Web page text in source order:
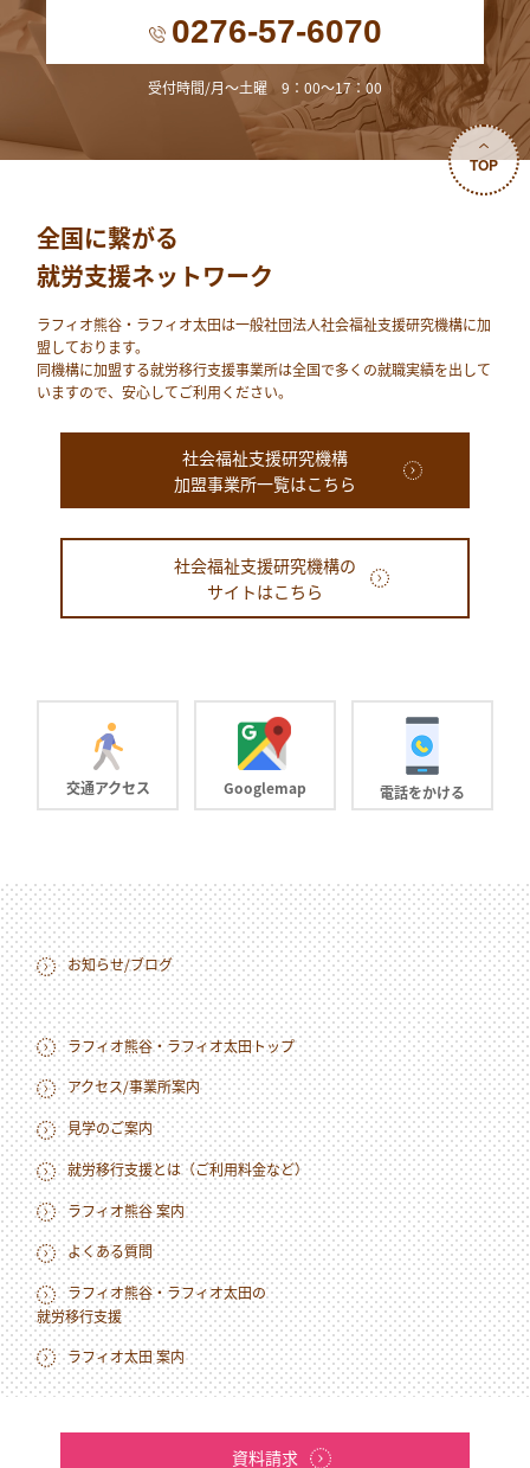
0276-57-6070
受付時間/月～土曜 9：00～17：00
TOP
全国に繋がる
就労支援ネットワーク
ラフィオ熊⾕・ラフィオ太田は⼀般社団法⼈社会福祉⽀援研究機構に加
盟しております。
同機構に加盟する就労移⾏⽀援事業所は全国で多くの就職実績を出して
いますので、安⼼してご利⽤ください。
社会福祉支援研究機構
加盟事業所一覧はこちら
社会福祉支援研究機構の
サイトはこちら
交通アクセス Googlemap 電話をかける
ラフィオ熊谷・ラフィオ太田トップ
就労移行支援とは（ご利用料金など）
ラフィオ熊谷・ラフィオ太田の
就労移行支援
アクセス/事業所案内
ラフィオ熊谷 案内
ラフィオ太田 案内
見学のご案内
よくある質問
お知らせ/ブログ
資料請求